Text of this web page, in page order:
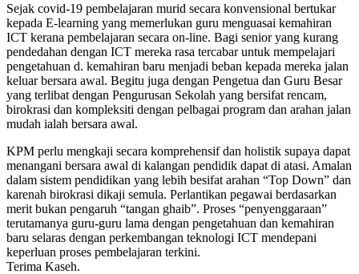
Sejak covid-19 pembelajaran murid secara konvensional bertukar
kepada E-learning yang memerlukan guru menguasai kemahiran
ICT kerana pembelajaran secara on-line. Bagi senior yang kurang
pendedahan dengan ICT mereka rasa tercabar untuk mempelajari
pengetahuan d. kemahiran baru menjadi beban kepada mereka jalan
keluar bersara awal. Begitu juga dengan Pengetua dan Guru Besar
yang terlibat dengan Pengurusan Sekolah yang bersifat rencam,
birokrasi dan kompleksiti dengan pelbagai program dan arahan jalan
mudah ialah bersara awal.
KPM perlu mengkaji secara komprehensif dan holistik supaya dapat
menangani bersara awal di kalangan pendidik dapat di atasi. Amalan
dalam sistem pendidikan yang lebih besifat arahan “Top Down” dan
karenah birokrasi dikaji semula. Perlantikan pegawai berdasarkan
merit bukan pengaruh “tangan ghaib”. Proses “penyenggaraan”
terutamanya guru-guru lama dengan pengetahuan dan kemahiran
baru selaras dengan perkembangan teknologi ICT mendepani
keperluan proses pembelajaran terkini.
Terima Kaseh.